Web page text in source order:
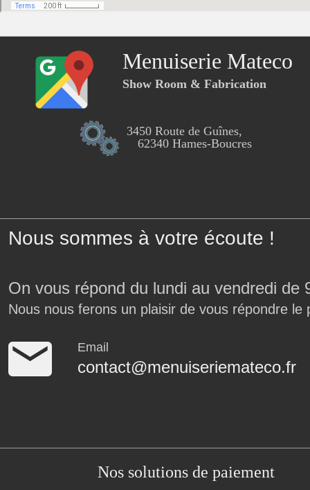
Menuiserie Mateco
Show Room & Fabrication
3450 Route de Guînes,
62340 Hames-Boucres
Nous sommes à votre écoute !
On vous répond du lundi au vendredi
Nous nous ferons un plaisir de vous répondre le
Email
contact@menuiseriemateco.fr
Nos solutions de paiement